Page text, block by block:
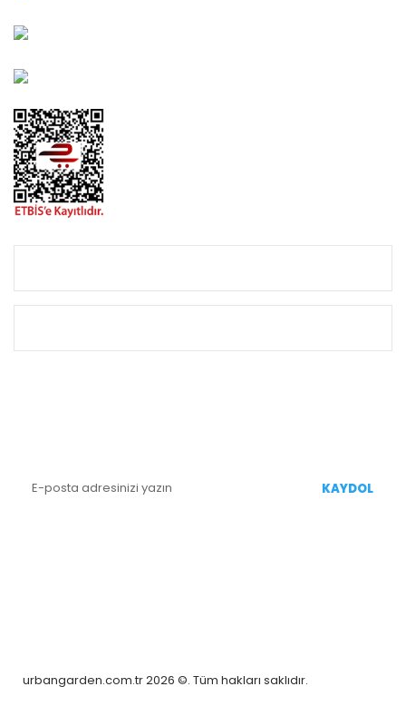
KAYDOL
urbangarden.com.tr 2026 ©. Tüm hakları saklıdır.